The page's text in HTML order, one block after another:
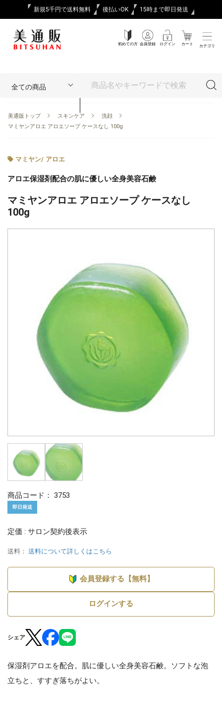
新規5千円で送料無料 後払いOK 15時まで即日発送
初めての方 会員登録 ログイン カート カテゴリ
美通販トップ スキンケア
洗顔
マミヤンアロエ アロエソープ ケースなし 100g
マミヤン/ アロエ
アロエ保湿剤配合の肌に優しい全身美容石鹸
マミヤンアロエ アロエソープ ケースなし
100g
商品コード： 3753
即日発送
定価 : サロン契約後表示
送料： 送料について詳しくはこちら
会員登録する【無料】
ログインする
シェア
保湿剤アロエを配合。肌に優しい全身美容石鹸。ソフトな泡
立ちと、すすぎ落ちがよい。